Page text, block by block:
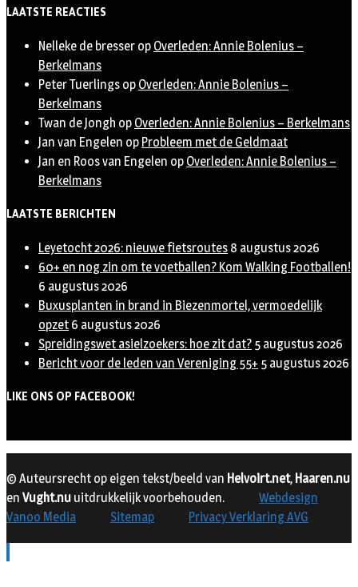
LAATSTE REACTIES
Nelleke de bresser op Overleden: Annie Bolenius –
Berkelmans
Peter Tuerlings op Overleden: Annie Bolenius –
Berkelmans
Twan de Jongh op Overleden: Annie Bolenius – Berkelmans
Jan van Engelen op Probleem met de Geldmaat
Jan en Roos van Engelen op Overleden: Annie Bolenius –
Berkelmans
LAATSTE BERICHTEN
Leyetocht 2026: nieuwe fietsroutes 8 augustus 2026
60+ en nog zin om te voetballen? Kom Walking Footballen!
6 augustus 2026
Buxusplanten in brand in Biezenmortel, vermoedelijk
opzet 6 augustus 2026
Spreidingswet asielzoekers: hoe zit dat? 5 augustus 2026
Bericht voor de leden van Vereniging 55+ 5 augustus 2026
LIKE ONS OP FACEBOOK!
© Auteursrecht op eigen tekst/beeld van Helvoirt.net, Haaren.nu
en Vught.nu uitdrukkelijk voorbehouden.
Webdesign
Vanoo Media
Sitemap Privacy Verklaring AVG